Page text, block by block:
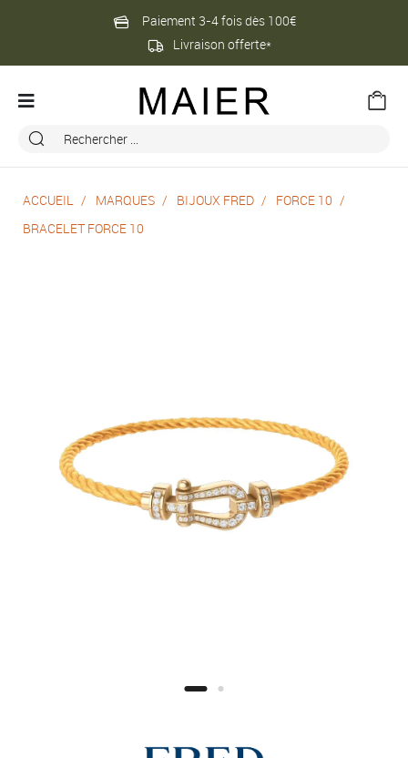
Paiement 3-4 fois dès 100€
Livraison offerte*
ACCUEIL MARQUES BIJOUX FRED
FORCE 10
BRACELET FORCE 10